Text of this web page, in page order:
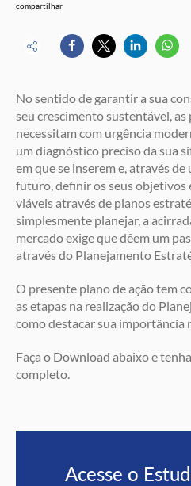
compartilhar
No sentido de garantir a sua
seu crescimento sustentável,
necessitam com urgência
um diagnóstico preciso da sua
em que se inserem e, através
futuro, definir os seus objetivos
viáveis através de planos
simplesmente planejar, a
mercado exige que dêem um
através do Planejamento
O presente plano de ação tem
as etapas na realização do
como destacar sua importância
Faça o Download abaixo e
completo.
Acesse o